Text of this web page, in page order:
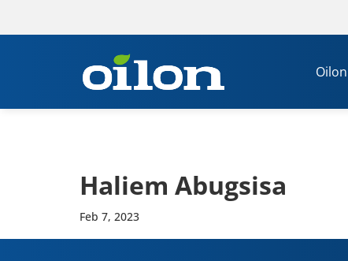
Oilon
Haliem Abug­sisa
Feb 7, 2023